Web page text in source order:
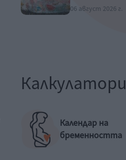
06 август 2026 г.
Калкулатори
Календар на
бременността